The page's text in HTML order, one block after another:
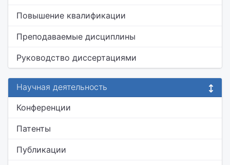
Повышение квалификации
Преподаваемые дисциплины
Руководство диссертациями
Научная деятельность
Конференции
Патенты
Публикации